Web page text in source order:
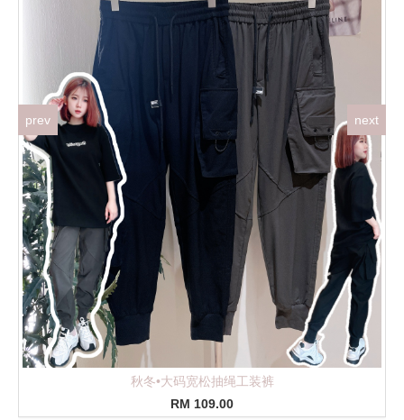
法式皮革金属发箍
RM 29.00
prev next